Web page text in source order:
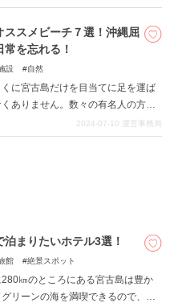
な絶景まで幅広く紹介します。写
素敵な思い出をカメラにおさめて
ススメビーチ７選！沖縄屈
を忘れる！
設 自然
に宮古島だけを目当てに足を運ば
ありません。数々の有名人の方が
り、そこでのエピソードをお話され
の憧れの地となっていて、充実し
2024-07-10 運営事務局
泊まりたいホテル3選！
館 絶景スポット
㎞のところにある宮古島は豊か
リーンの海を満喫できるので、沖